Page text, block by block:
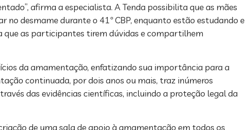
afirma a especialista. A Tenda possibilita que as mães
desmame durante o 41º CBP, enquanto estão estudando e
que as participantes tirem dúvidas e compartilhem
da amamentação, enfatizando sua importância para a
continuada, por dois anos ou mais, traz inúmeros
das evidências científicas, incluindo a proteção legal da
de uma sala de apoio à amamentação em todos os